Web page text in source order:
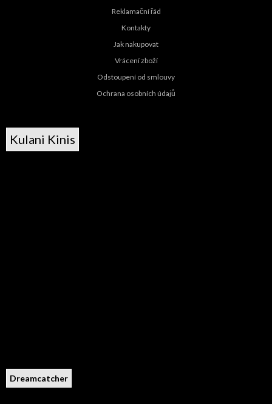
Reklamační řád
Kontakty
Jak nakupovat
Vrácení zboží
Odstoupení od smlouvy
Ochrana osobních údajů
Kulani Kinis
Dreamcatcher